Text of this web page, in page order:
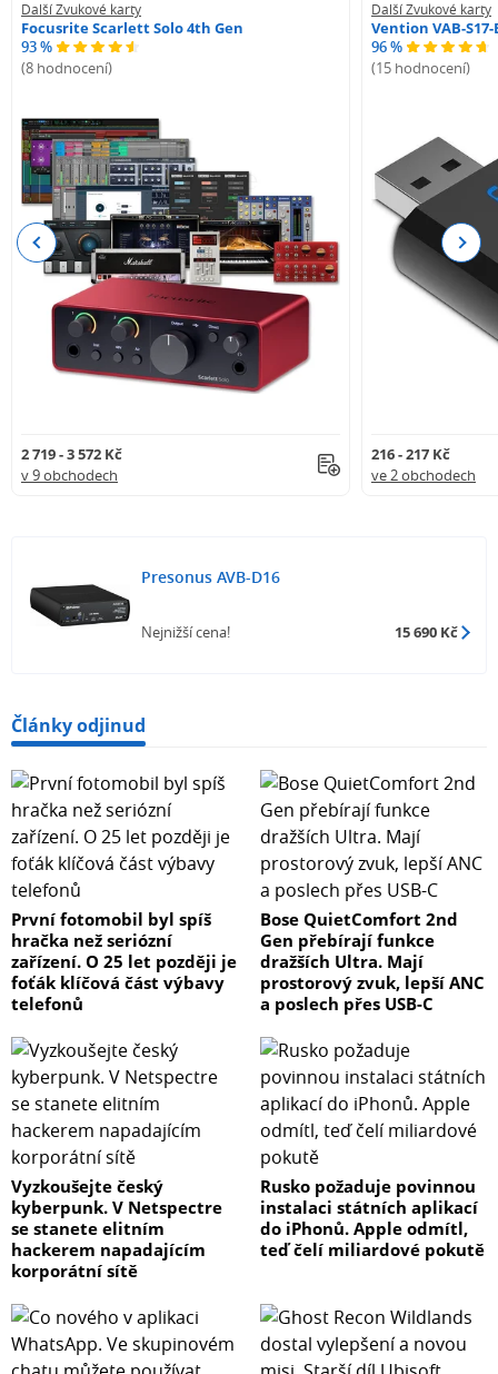
Další Zvukové karty
Focusrite Scarlett Solo 4th Gen
93 %
(8 hodnocení)
2 719 - 3 572 Kč
v 9 obchodech
Další Zvukové karty
Vention VAB-S17-
96 %
(15 hodnocení)
216 - 217 Kč
ve 2 obchodech
Previous Next
Presonus AVB-D16
Nejnižší cena! 15 690 Kč
Články odjinud
První fotomobil byl spíš
hračka než seriózní
zařízení. O 25 let později je
foťák klíčová část výbavy
telefonů
Bose QuietComfort 2nd
Gen přebírají funkce
dražších Ultra. Mají
prostorový zvuk, lepší ANC
a poslech přes USB-C
Vyzkoušejte český
kyberpunk. V Netspectre
se stanete elitním
hackerem napadajícím
korporátní sítě
Rusko požaduje povinnou
instalaci státních aplikací
do iPhonů. Apple odmítl,
teď čelí miliardové pokutě